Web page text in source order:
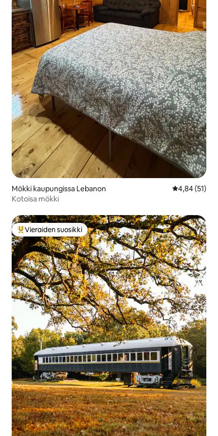
Mökki kaupungissa Lebanon
4,84 (51)
Kotoisa mökki
Vieraiden suosikkien parhaimmistoa
Vieraiden suosikki